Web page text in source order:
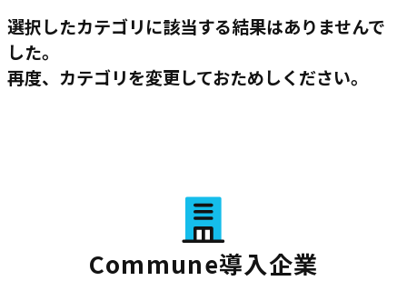
選択したカテゴリに該当する結果はありませんで
した。
再度、カテゴリを変更しておためしください。
Commune導入企業